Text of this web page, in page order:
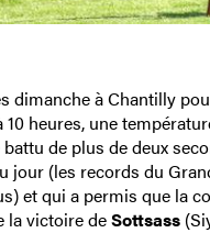
dimanche à Chantilly
heures, une
de plus de deux
(les records du
et qui a permis que la
la victoire deSottsass